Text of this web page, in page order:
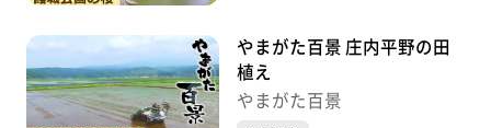
やまがた百景 庄内平野の田
植え
やまがた百景